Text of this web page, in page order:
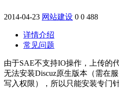
2014-04-23 网站建设 0 0 488
详情介绍
常见问题
由于SAE不支持IO操作，上传的
无法安装Discuz原生版本（需在
写入权限），所以只能安装专门